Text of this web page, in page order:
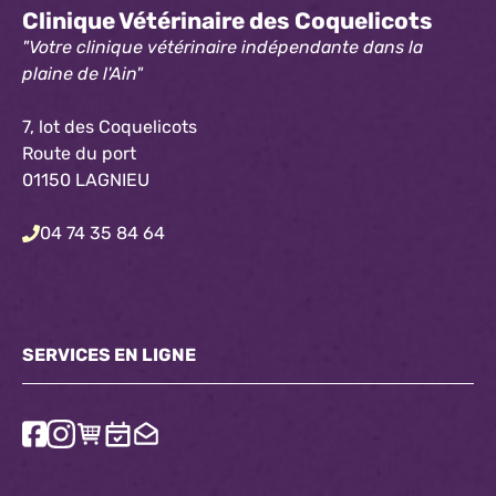
Clinique Vétérinaire des Coquelicots
"Votre clinique vétérinaire indépendante dans la
plaine de l'Ain"
7, lot des Coquelicots
Route du port
01150 LAGNIEU
04 74 35 84 64
SERVICES EN LIGNE